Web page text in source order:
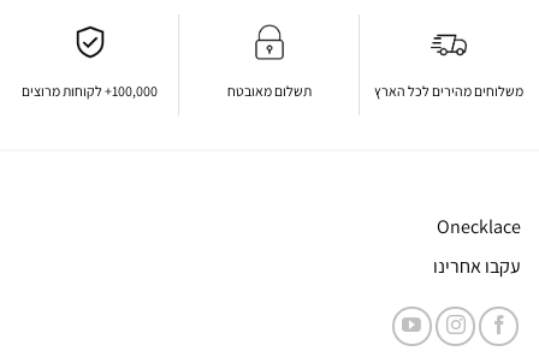
משלוחים מהירים לכל הארץ תשלום מאובטח 100,000+ לקוחות מרוצים
Onecklace
עקבו אחרינו